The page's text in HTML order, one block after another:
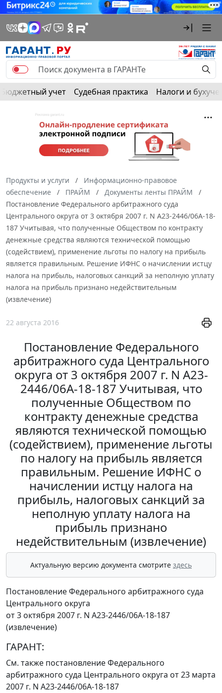
Бюджетный учет Судебная практика Налоги и
Продукты и услуги
Информационно-правовое
обеспечение
ПРАЙМ
Документы ленты ПРАЙМ
Постановление Федерального арбитражного суда
Центрального округа от 3 октября 2007 г. N А23-2446/06А-18-
187 Учитывая, что полученные Обществом по контракту
денежные средства являются технической помощью
(содействием), применение льготы по налогу на прибыль
является правильным. Решение ИФНС о начислении истцу
налога на прибыль, налоговых санкций за неполную уплату
налога на прибыль признано недействительным
(извлечение)
22 августа 2016
Постановление Федерального
арбитражного суда Центрального
округа от 3 октября 2007 г. N А23-
2446/06А-18-187 Учитывая, что
полученные Обществом по
контракту денежные средства
являются технической помощью
(содействием), применение льготы
по налогу на прибыль является
правильным. Решение ИФНС о
начислении истцу налога на
прибыль, налоговых санкций за
неполную уплату налога на
прибыль признано
недействительным (извлечение)
Актуальную версию документа смотрите здесь
Постановление Федерального арбитражного суда
Центрального округа
от 3 октября 2007 г. N А23-2446/06А-18-187
(извлечение)
ГАРАНТ:
См. также постановлениеФедерального
арбитражного суда Центрального округа от 23 марта
2007 г. N А23-2446/06А-18-187